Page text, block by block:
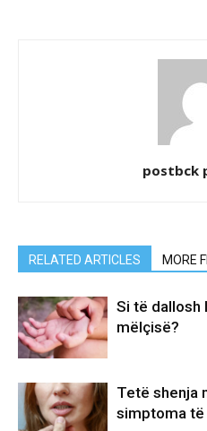
postbck
RELATED ARTICLES MORE
Si të dallosh
mëlçisë?
Tetë shenja
simptoma